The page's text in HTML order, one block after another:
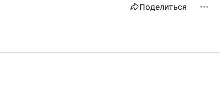
Поделиться